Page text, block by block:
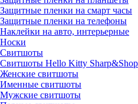
Защитные пленки на смарт часы
Защитные пленки на телефоны
Наклейки на авто, интерьерные
Носки
Свитшоты
Cвитшоты Hello Kitty Sharp&Shop
Женские свитшоты
Именные свитшоты
Мужские свитшоты